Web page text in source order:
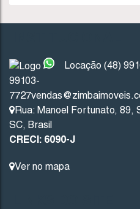
Garopaba Santa Catarina
450.00~ 642.54m²
Locação (48)
99103-
7727
Rua: Manoel Fortunato, 89,
SC, Brasil
CRECI: 6090-J
Ver no mapa